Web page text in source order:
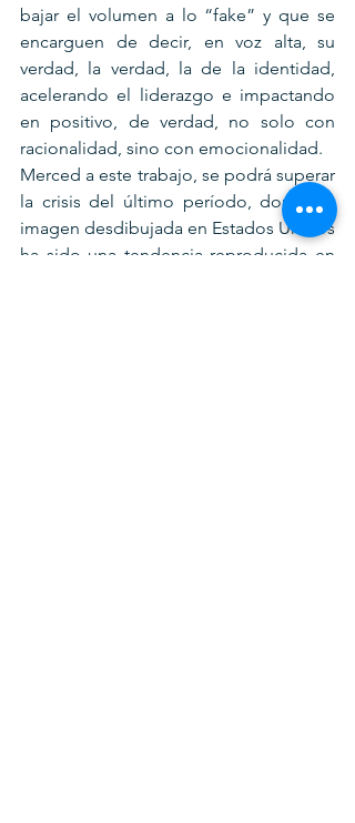
bajar el volumen a lo “fake” y que se
encarguen de decir, en voz alta, su
verdad, la verdad, la de la identidad,
acelerando el liderazgo e impactando
en positivo, de verdad, no solo con
racionalidad, sino con emocionalidad.
Merced a este trabajo, se podrá superar
la crisis del último período, donde la
imagen desdibujada en Estados Unidos
ha sido una tendencia reproducida en